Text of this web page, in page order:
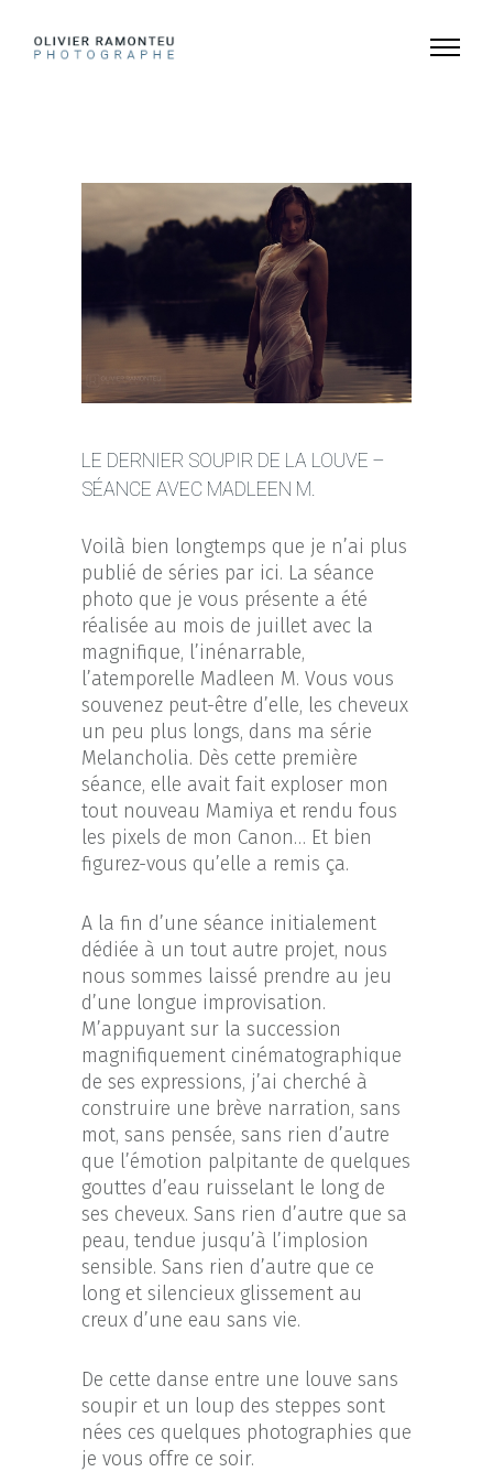
LE DERNIER SOUPIR DE LA LOUVE –
SÉANCE AVEC MADLEEN M.
Voilà bien longtemps que je n’ai plus
publié de séries par ici. La séance
photo que je vous présente a été
réalisée au mois de juillet avec la
magnifique, l’inénarrable,
l’atemporelle Madleen M. Vous vous
souvenez peut-être d’elle, les cheveux
un peu plus longs, dans ma série
Melancholia. Dès cette première
séance, elle avait fait exploser mon
tout nouveau Mamiya et rendu fous
les pixels de mon Canon… Et bien
figurez-vous qu’elle a remis ça.
A la fin d’une séance initialement
dédiée à un tout autre projet, nous
nous sommes laissé prendre au jeu
d’une longue improvisation.
M’appuyant sur la succession
magnifiquement cinématographique
de ses expressions, j’ai cherché à
construire une brève narration, sans
mot, sans pensée, sans rien d’autre
que l’émotion palpitante de quelques
gouttes d’eau ruisselant le long de
ses cheveux. Sans rien d’autre que sa
peau, tendue jusqu’à l’implosion
sensible. Sans rien d’autre que ce
long et silencieux glissement au
creux d’une eau sans vie.
De cette danse entre une louve sans
soupir et un loup des steppes sont
nées ces quelques photographies que
je vous offre ce soir.